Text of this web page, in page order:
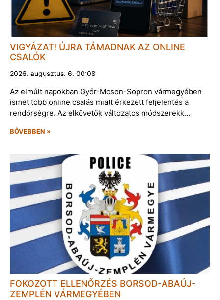
VIGYÁZAT! ÚJRA TÁMADNAK AZ ONLINE
CSALÓK
2026. augusztus. 6. 00:08
Az elmúlt napokban Győr-Moson-Sopron vármegyében
ismét több online csalás miatt érkezett feljelentés a
rendőrségre. Az elkövetők változatos módszerekk…
BŐVEBBEN »
FOKOZOTT ELLENŐRZÉS BORSOD-ABAÚJ-
ZEMPLÉN VÁRMEGYÉBEN